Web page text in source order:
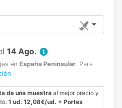
14 Ago.
en España Peninsular. Para
de una muestra al mejor precio y
1 ud. 12,08€/ud. + Portes